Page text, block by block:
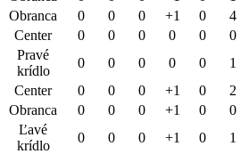
Obranca 0 0 0 +1 0
4
Center 0 0 0 0 0
0
Pravé
krídlo
0 0 0 0 0
1
Center 0 0 0 +1 0
2
Obranca 0 0 0 +1 0
0
Ľavé
krídlo
0 0 0 +1 0
1